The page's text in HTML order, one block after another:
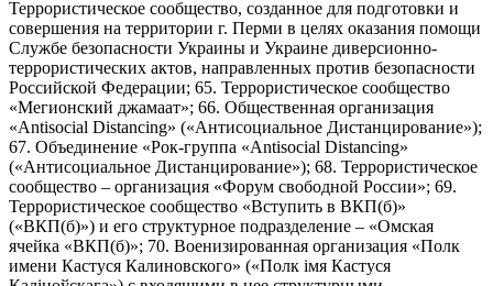
Террористическое сообщество, созданное для подготовки и
совершения на территории г. Перми в целях оказания помощи
Службе безопасности Украины и Украине диверсионно-
террористических актов, направленных против безопасности
Российской Федерации; 65. Террористическое сообщество
«Мегионский джамаат»; 66. Общественная организация
«Antisocial Distancing» («Антисоциальное Дистанцирование»);
67. Объединение «Рок-группа «Antisocial Distancing»
(«Антисоциальное Дистанцирование»); 68. Террористическое
сообщество – организация «Форум свободной России»; 69.
Террористическое сообщество «Вступить в ВКП(б)»
(«ВКП(б)») и его структурное подразделение – «Омская
ячейка «ВКП(б)»; 70. Военизированная организация «Полк
имени Кастуся Калиновского» («Полк iмя Кастуся